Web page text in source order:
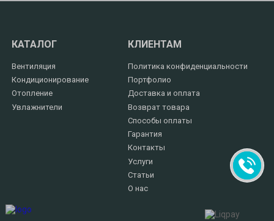
КАТАЛОГ
Вентиляция
Кондиционирование
Отопление
Увлажнители
КЛИЕНТАМ
Политика конфиденциальности
Портфолио
Доставка и оплата
Возврат товара
Способы оплаты
Гарантия
Контакты
Услуги
Статьи
О нас